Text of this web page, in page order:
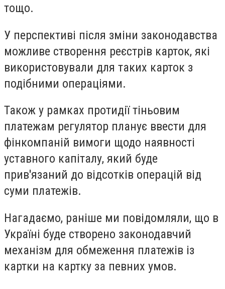
тощо.
У перспективі після зміни законодавства
можливе створення реєстрів карток, які
використовували для таких карток з
подібними операціями.
Також у рамках протидії тіньовим
платежам регулятор планує ввести для
фінкомпаній вимоги щодо наявності
уставного капіталу, який буде
прив'язаний до відсотків операцій від
суми платежів.
Нагадаємо, раніше ми повідомляли, що в
Україні буде створено законодавчий
механізм для обмеження платежів із
картки на картку за певних умов.